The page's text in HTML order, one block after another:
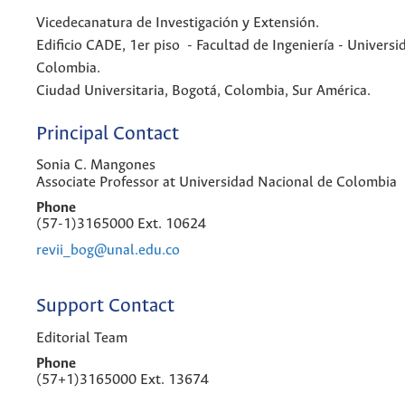
Vicedecanatura de Investigación y Extensión.
Edificio CADE, 1er piso - Facultad de Ingeniería -
Colombia.
Ciudad Universitaria, Bogotá, Colombia, Sur América.
Principal Contact
Sonia C. Mangones
Associate Professor at Universidad Nacional de Colombia
Phone
(57-1)3165000 Ext. 10624
revii_bog@unal.edu.co
Support Contact
Editorial Team
Phone
(57+1)3165000 Ext. 13674